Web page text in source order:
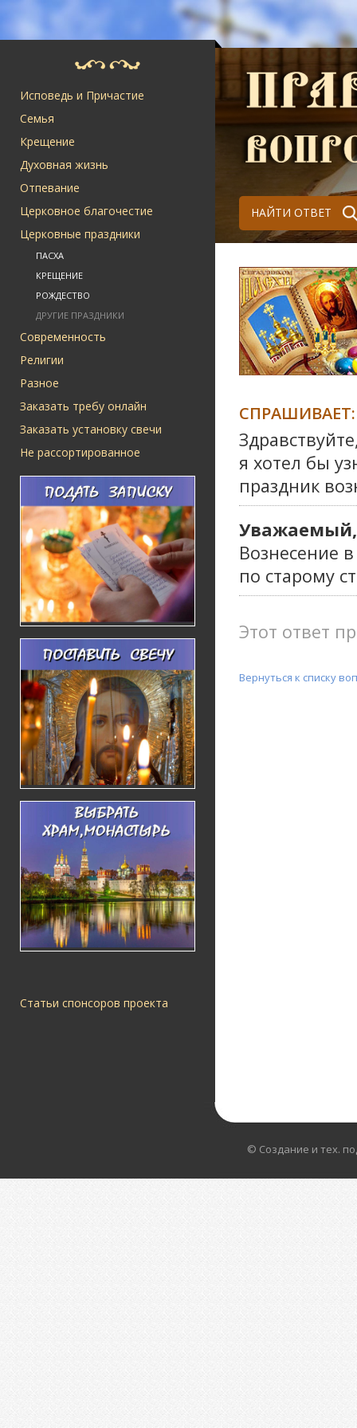
Исповедь и Причастие
Семья
Крещение
Духовная жизнь
Отпевание
Церковное благочестие
Церковные праздники
ПАСХА
КРЕЩЕНИЕ
РОЖДЕСТВО
ДРУГИЕ ПРАЗДНИКИ
Современность
Религии
Разное
Заказать требу онлайн
Заказать установку свечи
Не рассортированное
Статьи спонсоров проекта
НАЙТИ ОТВЕТ
СПРАШИВАЕТ:
я хотел бы
праздник
Вознесение
по старому
Этот ответ
Вернуться к списку
© Создание и тех.